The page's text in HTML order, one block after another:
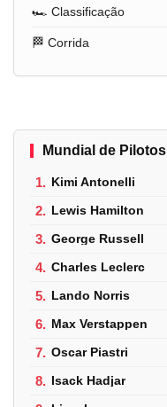
🏎️ Classificação
🏁 Corrida
Mundial de Pilotos
1. Kimi Antonelli
2. Lewis Hamilton
3. George Russell
4. Charles Leclerc
5. Lando Norris
6. Max Verstappen
7. Oscar Piastri
8. Isack Hadjar